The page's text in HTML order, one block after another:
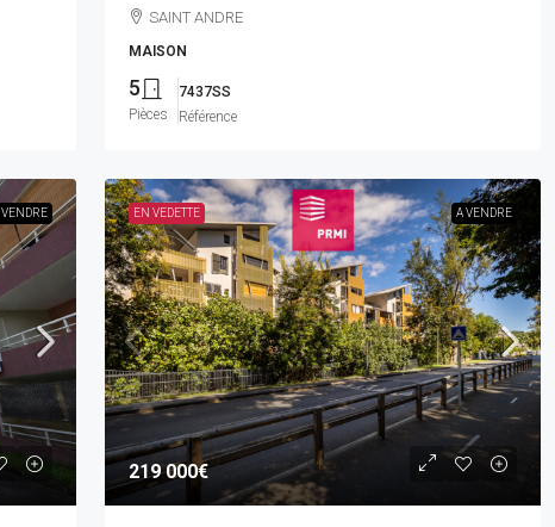
SAINT ANDRE
MAISON
5
Pièces
7437SS
Référence
VENDRE EN VEDETTE A VENDRE
219 000€